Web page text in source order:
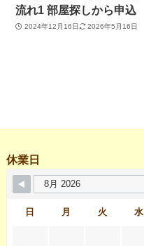
流れ1 部屋探しから申込
2024年12月16日 2026年5月16日
休業日
日 月 火 水